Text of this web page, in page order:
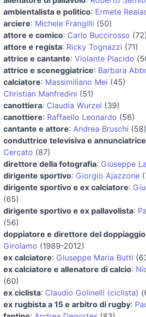
ambientalista e politico: Ermete
arciere: Michele Frangilli (50)
attore e comico: Carlo Buccirosso (72)
attore e regista: Ricky Tognazzi (71)
attrice e cantante: Violante Placido
attrice e sceneggiatrice: Barbara
calciatore: Massimiliano Mei (45)
Christian Manfredini (51)
canottiera: Claudia Wurzel (39)
canottiere: Raffaello Leonardo (56)
cantante e attore: Andrea Bruschi (58)
conduttrice televisiva e
Cercato (87)
direttore della fotografia: Giuseppe
dirigente sportivo: Giorgio Ajazzone
dirigente sportivo e ex calciatore:
(65)
dirigente sportivo e ex pallavolista:
(56)
doppiatore e direttore del doppiaggio
Girolamo (1989-2012)
ex calciatore: Giuseppe Maria Butti
ex calciatore e allenatore di calcio:
(60)
ex ciclista: Claudio Golinelli (ciclista)
ex rugbista a 15 e arbitro di rugby: